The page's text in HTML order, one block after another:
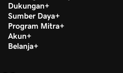
Dukungan
Sumber Daya
Program Mitra
Akun
Belanja